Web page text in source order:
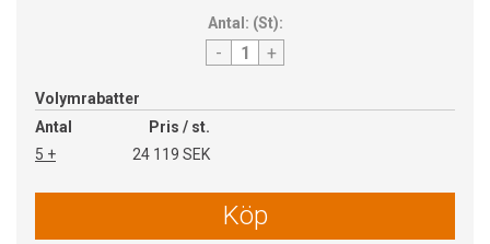
Antal: (St):
- +
Volymrabatter
Antal
Pris / st.
5 +
24 119 SEK
Köp